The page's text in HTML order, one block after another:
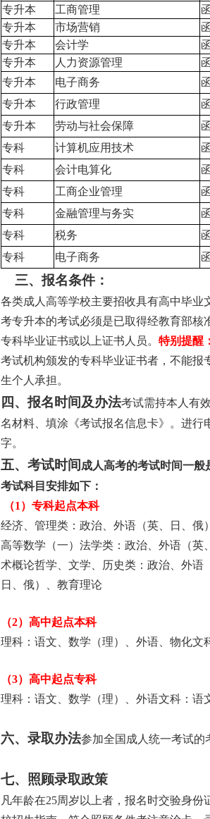
专升本
工商管理
专升本
市场营销
专升本
会计学
专升本
人力资源管理
专升本
电子商务
专升本
行政管理
专升本
劳动与社会保障
专科
计算机应用技术
专科
会计电算化
专科
工商企业管理
专科
金融管理与务实
专科
税务
专科
电子商务
三、报名条件：
各类成人高等学校主要招收具有高中毕
考专升本的考试必须是已取得经教育部
专科毕业证书或以上证书人员。 特别提醒：
考试机构颁发的专科毕业证书者，不能
生个人承担。
四、报名时间及办法考试需持本人有
名材料、填涂《考试报名信息卡》。进
字。
五、考试时间 成人高考的考试时间一般
考试科目安排如下：
（1 ）专科起点本科
经济、管理类：政治、外语（英、日、俄
高等数学（一）法学类：政治、外语（
术概论哲学、文学、历史类：政治、外语
日、俄）、教育理论
（2）高中起点本科
理科：语文、数学（理）、外语、物化文
（3）高中起点专科
理科：语文、数学（理）、外语文科：语
六、录取办法参加全国成人统一考试的
七、照顾录取政策
凡年龄在25周岁以上者，报名时交验身份